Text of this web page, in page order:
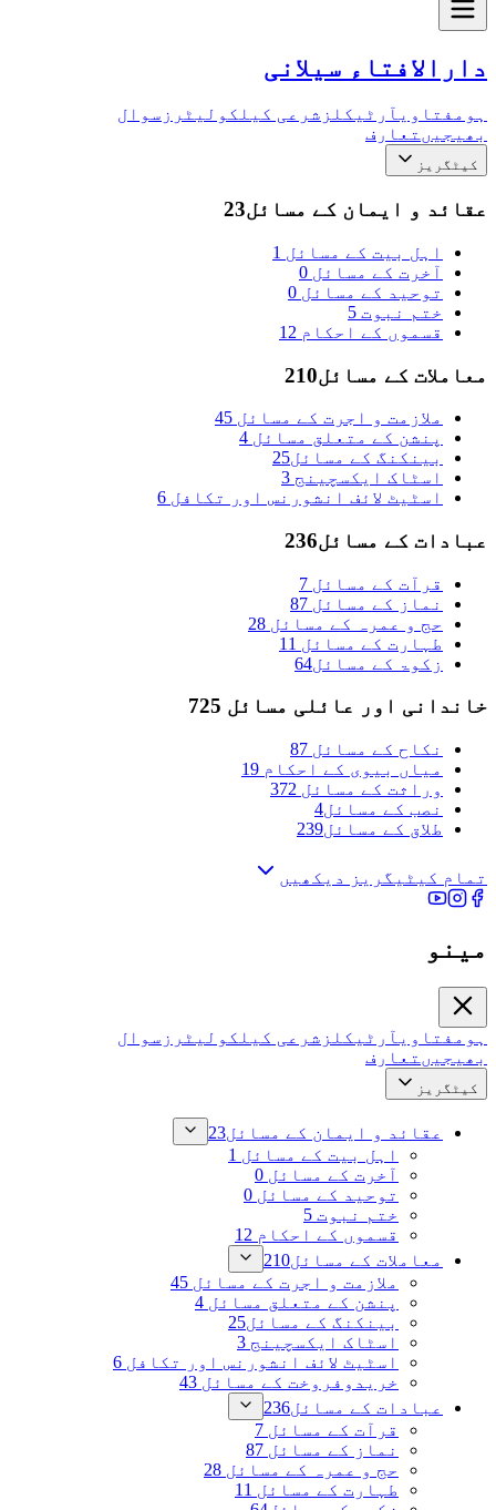
دارالافتاء سیلانی
ہومفتاویآرٹیکلز شرعی کیلکولیٹرز سوال
بھیجیںتعارف
کیٹگریز
عقائد و ایمان کے مسائل23
اہل بیت کے مسائل 1
آخرت کے مسائل 0
توحید کے مسائل 0
ختم نبوت 5
قسموں کے احکام 12
معاملات کے مسائل210
ملازمت و اجرت کے مسائل 45
پنشن کے متعلق مسائل 4
بینکنگ کے مسائل25
اسٹاک ایکسچینج 3
اسٹیٹ لائف انشورنس اور تکافل 6
عبادات کے مسائل236
قرآت کے مسائل 7
نماز کے مسائل 87
حج و عمرہ کے مسائل 28
طہارت کے مسائل 11
زکوۃ کے مسائل64
خاندانی اور عائلی مسائل 725
نکاح کے مسائل 87
میاں بیوی کے احکام 19
وراثت کے مسائل 372
نصب کے مسائل4
طلاق کے مسائل239
تمام کیٹیگریز دیکھیں
مینو
ہوم فتاوی آرٹیکلز شرعی کیلکولیٹرز سوال
بھیجیں تعارف
کیٹگریز
عقائد و ایمان کے مسائل23
اہل بیت کے مسائل 1
آخرت کے مسائل 0
توحید کے مسائل 0
ختم نبوت 5
قسموں کے احکام 12
معاملات کے مسائل210
ملازمت و اجرت کے مسائل 45
پنشن کے متعلق مسائل 4
بینکنگ کے مسائل25
اسٹاک ایکسچینج 3
اسٹیٹ لائف انشورنس اور تکافل 6
خریدوفروخت کے مسائل 43
عبادات کے مسائل236
قرآت کے مسائل 7
نماز کے مسائل 87
حج و عمرہ کے مسائل 28
طہارت کے مسائل 11